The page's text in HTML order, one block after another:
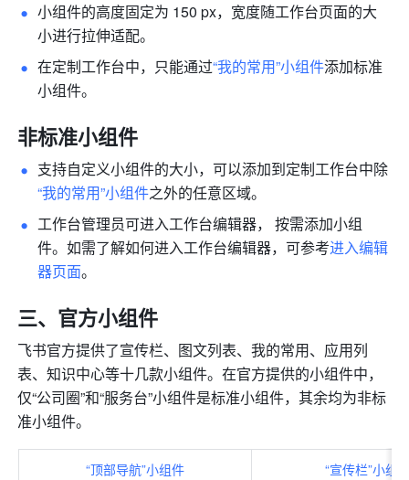
小组件的高度固定为 150 px，宽度随工作台页面的大
小进行拉伸适配。
在定制工作台中，只能通过“我的常用”小组件添加标准
小组件。
非标准小组件
支持自定义小组件的大小，可以添加到定制工作台中除
“我的常用”小组件之外的任意区域。
工作台管理员可进入工作台编辑器， 按需添加小组
件。如需了解如何进入工作台编辑器，可参考进入编辑
器页面。
三、官方小组件
飞书官方提供了宣传栏、图文列表、我的常用、应用列
表、知识中心等十几款小组件。在官方提供的小组件中，
仅“公司圈”和“服务台”小组件是标准小组件，其余均为非标
准小组件。
“顶部导航”小组件 “宣传栏”小组